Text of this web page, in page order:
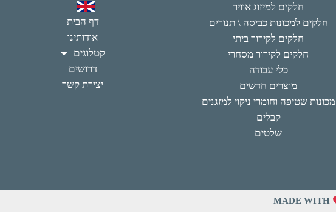
חלקים למיזוג אוויר
חלקים למכונות כביסה \ תנורים
חלקים לקירור ביתי
חלקים לקירור מסחרי
כלי עבודה
מוצרים חדשים
מכונות שטיפה וחומרי ניקוי למזגנים
קבלים
שלטים
דף הבית
אודותינו
קטלוגים
דרושים
יצירת קשר
MADE WITH